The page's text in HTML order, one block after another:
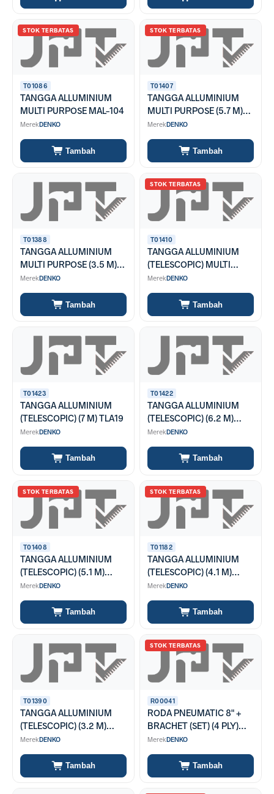
STOK TERBATAS
T01086
TANGGA ALLUMINIUM
MULTI PURPOSE MAL-104
MerekDENKO
Tambah
STOK TERBATAS
T01407
TANGGA ALLUMINIUM
MULTI PURPOSE (5.7 M)
MAL 4X5
MerekDENKO
Tambah
T01388
TANGGA ALLUMINIUM
MULTI PURPOSE (3.5 M)
MAL 4x3
MerekDENKO
Tambah
STOK TERBATAS
T01410
TANGGA ALLUMINIUM
(TELESCOPIC) MULTI
PURPOSE (8,2 M) TLB-11
MerekDENKO
Tambah
T01423
TANGGA ALLUMINIUM
(TELESCOPIC) (7 M) TLA19
MerekDENKO
Tambah
T01422
TANGGA ALLUMINIUM
(TELESCOPIC) (6.2 M)
TLA18
MerekDENKO
Tambah
STOK TERBATAS
T01408
TANGGA ALLUMINIUM
(TELESCOPIC) (5.1 M)
TLA16
MerekDENKO
Tambah
STOK TERBATAS
T01182
TANGGA ALLUMINIUM
(TELESCOPIC) (4.1 M)
TLA14
MerekDENKO
Tambah
T01390
TANGGA ALLUMINIUM
(TELESCOPIC) (3.2 M)
MODEL LURUS (TLA 11)
MerekDENKO
Tambah
STOK TERBATAS
R00041
RODA PNEUMATIC 8" +
BRACHET (SET) (4 PLY)
(Incl PPN)
MerekDENKO
Tambah